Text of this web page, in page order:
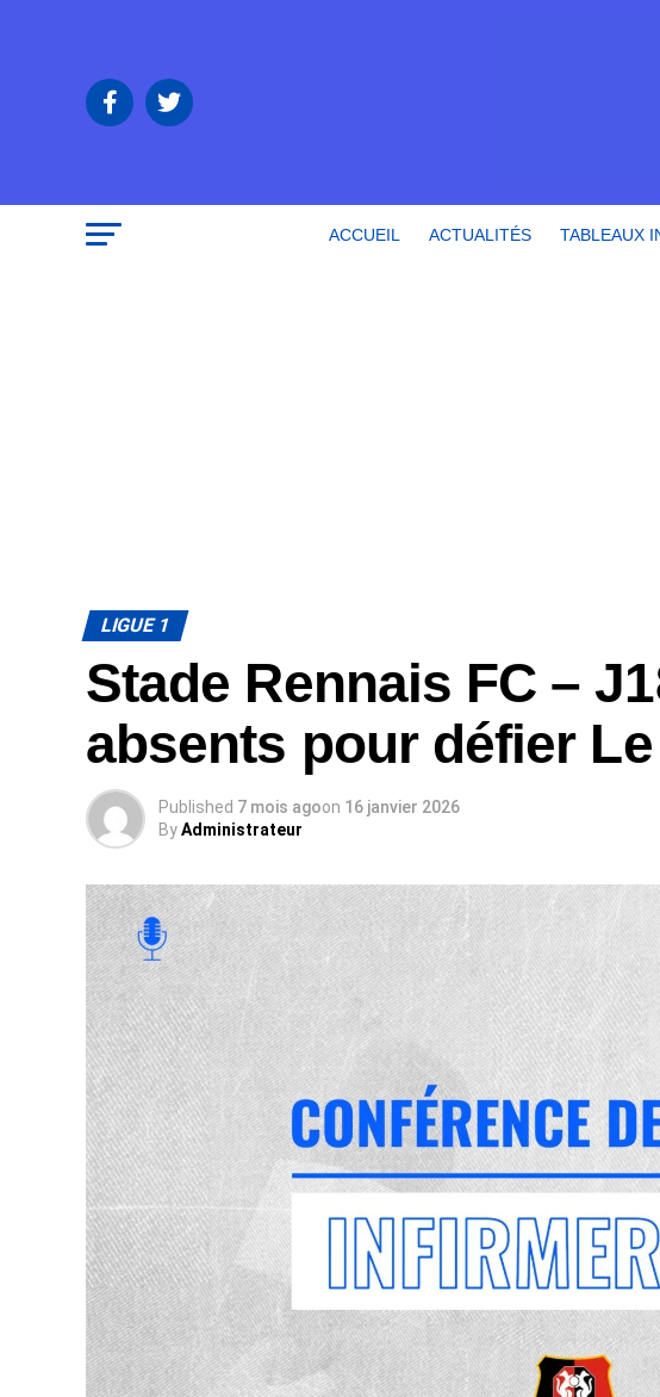
ACCUEIL ACTUALITÉS TABLEAUX
LIGUE 1
Stade Rennais FC –
absents pour défier
Published 7 mois agoon 16 janvier 2026
ByAdministrateur